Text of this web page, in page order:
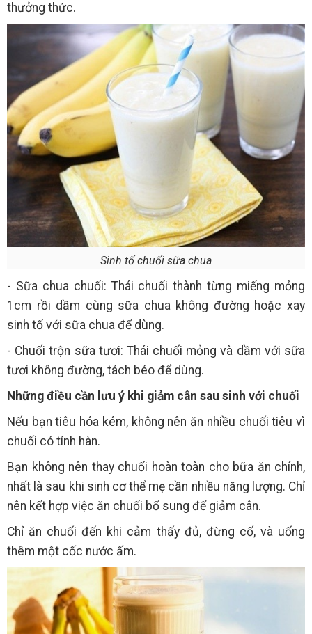
thưởng thức.
Sinh tố chuối sữa chua
- Sữa chua chuối: Thái chuối thành từng miếng mỏng
1cm rồi dầm cùng sữa chua không đường hoặc xay
sinh tố với sữa chua để dùng.
- Chuối trộn sữa tươi: Thái chuối mỏng và dầm với sữa
tươi không đường, tách béo để dùng.
Những điều cần lưu ý khi giảm cân sau sinh với chuối
Nếu bạn tiêu hóa kém, không nên ăn nhiều chuối tiêu vì
chuối có tính hàn.
Bạn không nên thay chuối hoàn toàn cho bữa ăn chính,
nhất là sau khi sinh cơ thể mẹ cần nhiều năng lượng. Chỉ
nên kết hợp việc ăn chuối bổ sung để giảm cân.
Chỉ ăn chuối đến khi cảm thấy đủ, đừng cố, và uống
thêm một cốc nước ấm.